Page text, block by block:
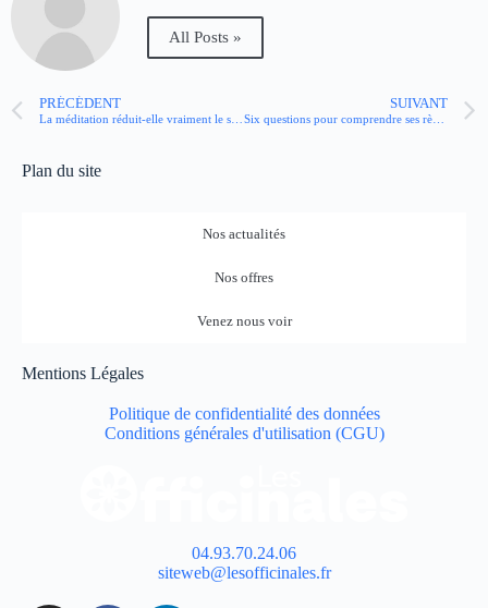
All Posts »
PRÉCÉDENT SUIVANT
Six questions pour comprendre ses règles
Plan du site
Nos actualités
Nos offres
Venez nous voir
Mentions Légales
Politique de confidentialité des données
Conditions générales d'utilisation (CGU)
04.93.70.24.06
siteweb@lesofficinales.fr